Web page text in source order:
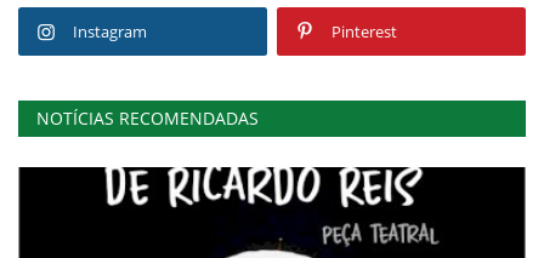
Instagram Pinterest
NOTÍCIAS RECOMENDADAS